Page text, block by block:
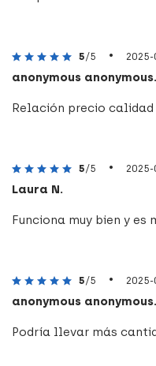
5/5 •
anonymous anonymous.
Relación precio
5/5 • 2025-
Laura N.
Funciona muy bien y es
5/5 •
anonymous anonymous.
Podría llevar más